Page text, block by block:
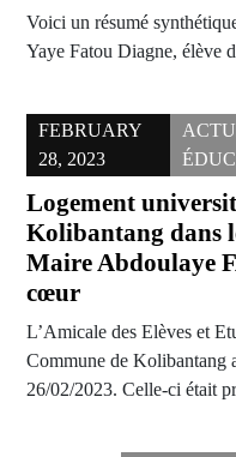
Voici un résumé
Yaye Fatou Diagne, élève
FEBRUARY
28, 2023
Logement
Kolibantang dans
Maire Abdoulaye
cœur
L’Amicale des Elèves et
Commune de Kolibantang
26/02/2023. Celle-ci était